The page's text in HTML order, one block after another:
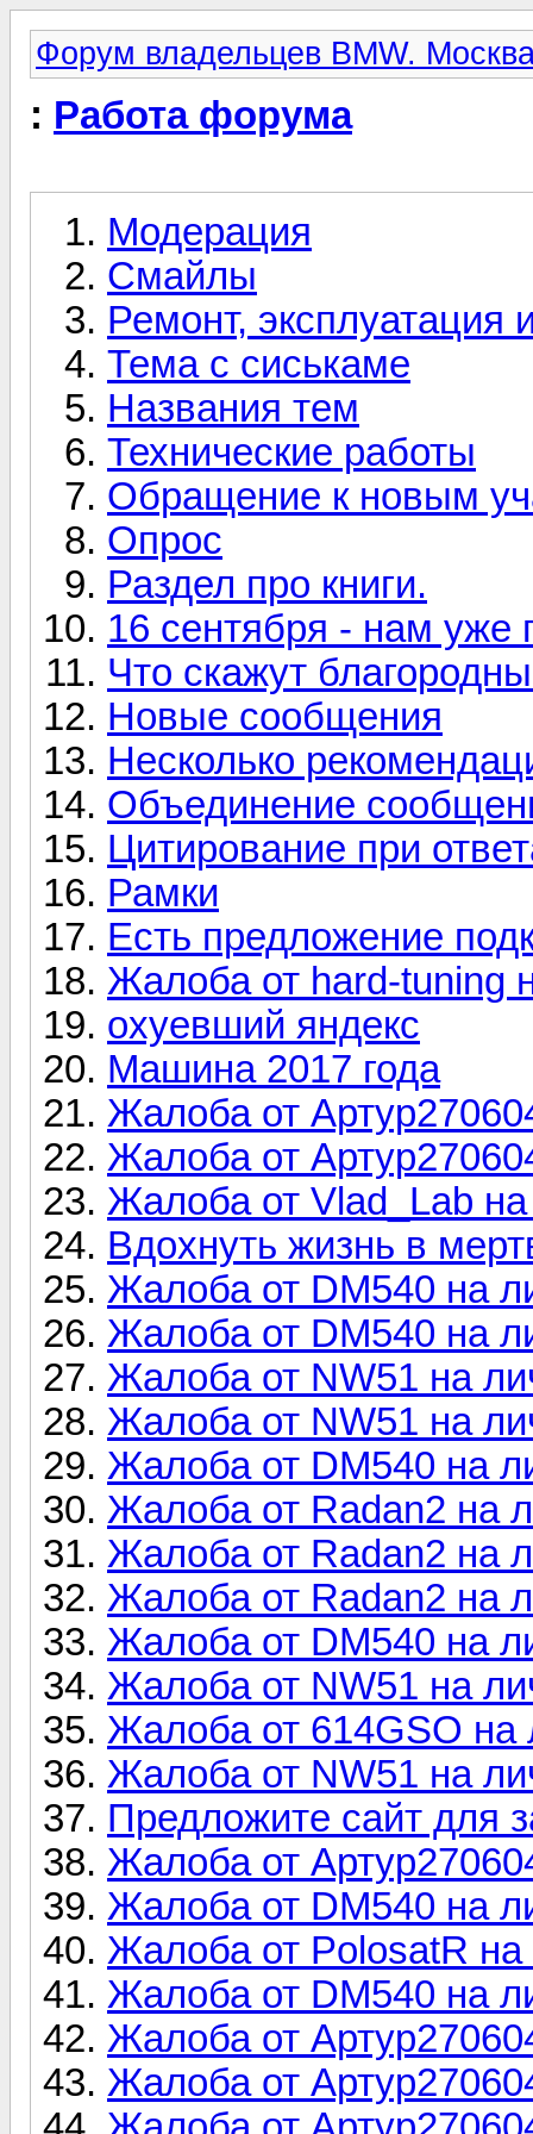
Форум владельцев BMW.
: Работа форума
Модерация
Смайлы
Ремонт, эксплуатация
Тема с сиськаме
Названия тем
Технические работы
Обращение к новым
Опрос
Раздел про книги.
16 сентября - нам уже
Что скажут
Новые сообщения
Несколько
Объединение
Цитирование при
Рамки
Есть предложение
Жалоба от hard-tuning
охуевший яндекс
Машина 2017 года
Жалоба от
Жалоба от
Жалоба от Vlad_Lab
Вдохнуть жизнь в
Жалоба от DM540 на
Жалоба от DM540 на
Жалоба от NW51 на
Жалоба от NW51 на
Жалоба от DM540 на
Жалоба от Radan2 на
Жалоба от Radan2 на
Жалоба от Radan2 на
Жалоба от DM540 на
Жалоба от NW51 на
Жалоба от 614GSO на
Жалоба от NW51 на
Предложите сайт для
Жалоба от
Жалоба от DM540 на
Жалоба от PolosatR
Жалоба от DM540 на
Жалоба от
Жалоба от